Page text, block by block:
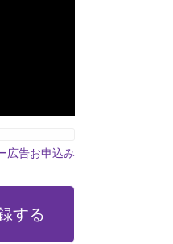
広告お申込み
する